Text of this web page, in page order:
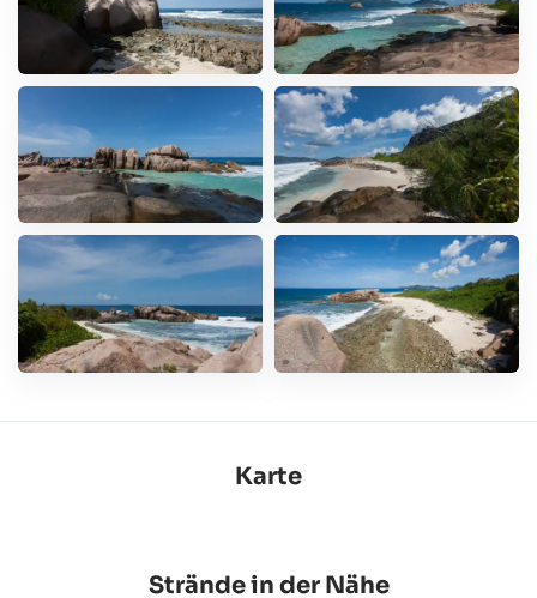
Karte
Strände in der Nähe